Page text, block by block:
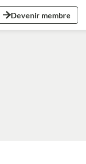
Devenir membre